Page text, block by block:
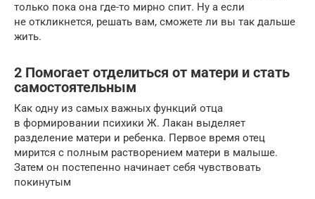
только пока она где-то мирно спит. Ну а если
не откликнется, решать вам, сможете ли вы так дальше
жить.
2 Помогает отделиться от матери и стать
самостоятельным
Как одну из самых важных функций отца
в формировании психики Ж. Лакан выделяет
разделение матери и ребенка. Первое время отец
мирится с полным растворением матери в малыше.
Затем он постепенно начинает себя чувствовать
покинутым